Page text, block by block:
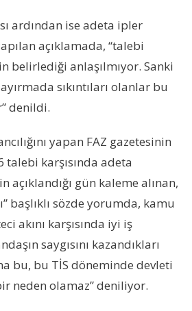
ardından ise adeta ipler
açıklamada, “talebi
belirlediği anlaşılmıyor. Sanki
sıkıntıları olanlar bu
denildi.
yapan FAZ gazetesinin
talebi karşısında adeta
gün kaleme alınan,
başlıklı sözde yorumda, kamu
akını karşısında iyi iş
saygısını kazandıkları
bu, bu TİS döneminde devleti
neden olamaz” deniliyor.